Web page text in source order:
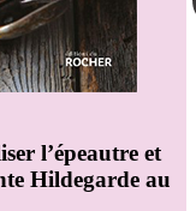
l’épeautre et
Hildegarde au